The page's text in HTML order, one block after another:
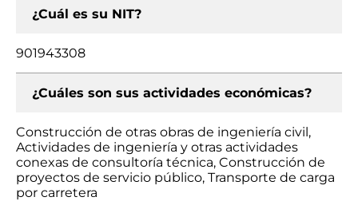
¿Cuál es su NIT?
901943308
¿Cuáles son sus actividades económicas?
Construcción de otras obras de ingeniería civil,
Actividades de ingeniería y otras actividades
conexas de consultoría técnica, Construcción de
proyectos de servicio público, Transporte de carga
por carretera